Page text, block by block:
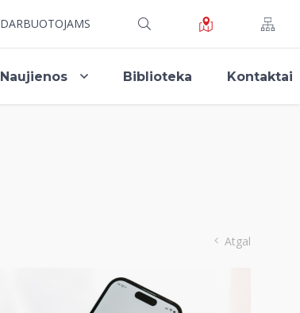
DARBUOTOJAMS
Naujienos Biblioteka Kontaktai
Atgal